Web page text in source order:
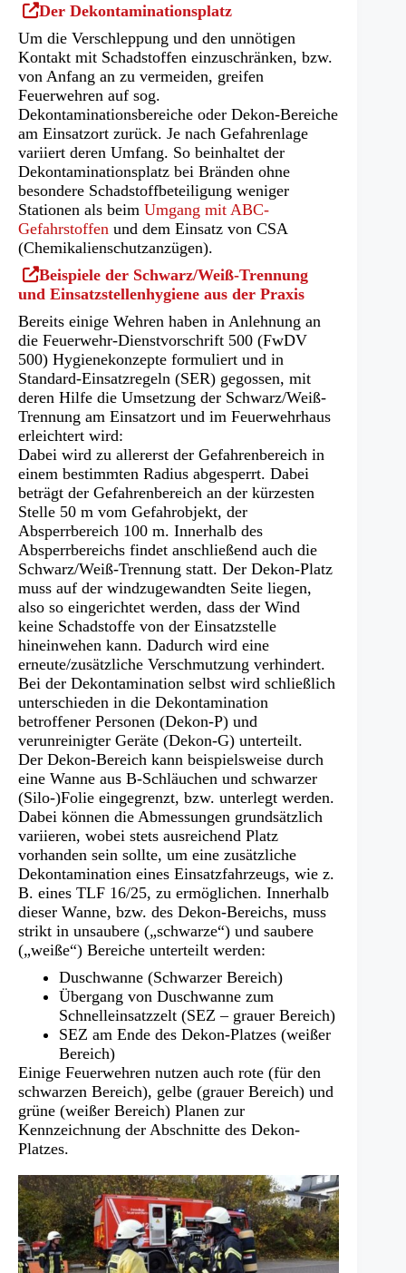
(Öffnet
in
einem
neuen
Tab)
Der Dekontaminationsplatz
Um die Verschleppung und den unnötigen
Kontakt mit Schadstoffen einzuschränken, bzw.
von Anfang an zu vermeiden, greifen
Feuerwehren auf sog.
Dekontaminationsbereiche oder Dekon-Bereiche
am Einsatzort zurück. Je nach Gefahrenlage
variiert deren Umfang. So beinhaltet der
Dekontaminationsplatz bei Bränden ohne
besondere Schadstoffbeteiligung weniger
Stationen als beim Umgang mit ABC-
Gefahrstoffen und dem Einsatz von CSA
(Chemikalienschutzanzügen).
(Öffnet
in
einem
neuen
Tab)
Beispiele der Schwarz/Weiß-Trennung
und Einsatzstellenhygiene aus der Praxis
Bereits einige Wehren haben in Anlehnung an
die Feuerwehr-Dienstvorschrift 500 (FwDV
500) Hygienekonzepte formuliert und in
Standard-Einsatzregeln (SER) gegossen, mit
deren Hilfe die Umsetzung der Schwarz/Weiß-
Trennung am Einsatzort und im Feuerwehrhaus
erleichtert wird:
Dabei wird zu allererst der Gefahrenbereich in
einem bestimmten Radius abgesperrt. Dabei
beträgt der Gefahrenbereich an der kürzesten
Stelle 50 m vom Gefahrobjekt, der
Absperrbereich 100 m. Innerhalb des
Absperrbereichs findet anschließend auch die
Schwarz/Weiß-Trennung statt. Der Dekon-Platz
muss auf der windzugewandten Seite liegen,
also so eingerichtet werden, dass der Wind
keine Schadstoffe von der Einsatzstelle
hineinwehen kann. Dadurch wird eine
erneute/zusätzliche Verschmutzung verhindert.
Bei der Dekontamination selbst wird schließlich
unterschieden in die Dekontamination
betroffener Personen (Dekon-P) und
verunreinigter Geräte (Dekon-G) unterteilt.
Der Dekon-Bereich kann beispielsweise durch
eine Wanne aus B-Schläuchen und schwarzer
(Silo-)Folie eingegrenzt, bzw. unterlegt werden.
Dabei können die Abmessungen grundsätzlich
variieren, wobei stets ausreichend Platz
vorhanden sein sollte, um eine zusätzliche
Dekontamination eines Einsatzfahrzeugs, wie z.
B. eines TLF 16/25, zu ermöglichen. Innerhalb
dieser Wanne, bzw. des Dekon-Bereichs, muss
strikt in unsaubere („schwarze“) und saubere
(„weiße“) Bereiche unterteilt werden:
Duschwanne (Schwarzer Bereich)
Übergang von Duschwanne zum
Schnelleinsatzzelt (SEZ – grauer Bereich)
SEZ am Ende des Dekon-Platzes (weißer
Bereich)
Einige Feuerwehren nutzen auch rote (für den
schwarzen Bereich), gelbe (grauer Bereich) und
grüne (weißer Bereich) Planen zur
Kennzeichnung der Abschnitte des Dekon-
Platzes.